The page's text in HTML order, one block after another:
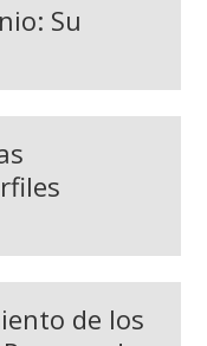
Su
de los